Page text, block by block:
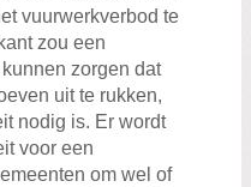
vuurwerkverbod te
zou een
zorgen dat
uit te rukken,
nodig is. Er wordt
voor een
om wel of